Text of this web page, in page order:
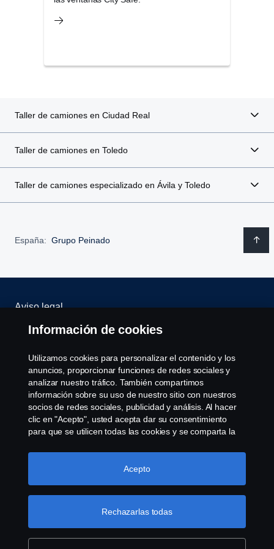
Taller de camiones en Ciudad Real
Taller de camiones en Toledo
Taller de camiones especializado en Ávila y Toledo
España: Grupo Peinado
Aviso legal
Política de privacidad
Scania Assitance
Política de cookies
Opciones de Cookies
© Copyright Scania 2008-2022. Todos los derechos
reservados. Diseño de R.Peinado S.A.
Información de cookies
Utilizamos cookies para personalizar el contenido y los
anuncios, proporcionar funciones de redes sociales y
analizar nuestro tráfico. También compartimos
información sobre su uso de nuestro sitio con nuestros
socios de redes sociales, publicidad y análisis. Al hacer
clic en "Acepto", usted acepta dar su consentimiento
para que se utilicen todas las cookies y se comparta la
haciendo clic en "Configuración de cookies" y
seleccionando las categorías que desea aceptar. Para
Más información sobre su privacidad
Rechazarlas todas
Acepto